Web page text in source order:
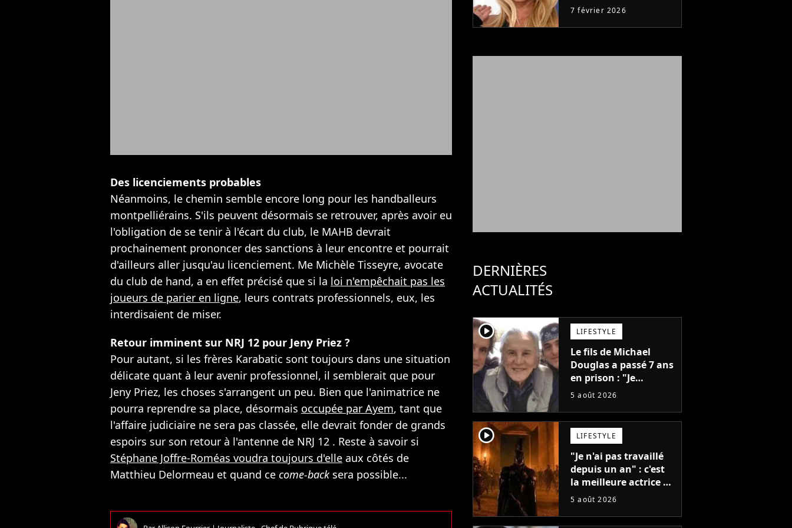
Des licenciements probables
Néanmoins, le chemin semble encore long pour les handballeurs
montpelliérains. S'ils peuvent désormais se retrouver, après avoir eu
l'obligation de se tenir à l'écart du club, le MAHB devrait
prochainement prononcer des sanctions à leur encontre et pourrait
d'ailleurs aller jusqu'au licenciement. Me Michèle Tisseyre, avocate
du club de hand, a en effet précisé que si la loi n'empêchait pas les
joueurs de parier en ligne, leurs contrats professionnels, eux, les
interdisaient de miser.
Retour imminent sur NRJ 12 pour Jeny Priez ?
Pour autant, si les frères Karabatic sont toujours dans une situation
délicate quant à leur avenir professionnel, il semblerait que pour
Jeny Priez, les choses s'arrangent un peu. Bien que l'animatrice ne
pourra reprendre sa place, désormais occupée par Ayem, tant que
l'affaire judiciaire ne sera pas classée, elle devrait fonder de grands
espoirs sur son retour à l'antenne de NRJ 12 . Reste à savoir si
Stéphane Joffre-Roméas voudra toujours d'elle aux côtés de
Matthieu Delormeau et quand ce come-backsera possible...
7 février 2026
DERNIÈRES
ACTUALITÉS
player2 LIFESTYLE
Le fils de Michael
Douglas a passé 7 ans
en prison : "Je
distribuais des joints
5 août 2026
player2 LIFESTYLE
"Je n'ai pas travaillé
depuis un an" : c'est
la meilleure actrice de
L'Odyssée, mais
donner de rôle au
5 août 2026